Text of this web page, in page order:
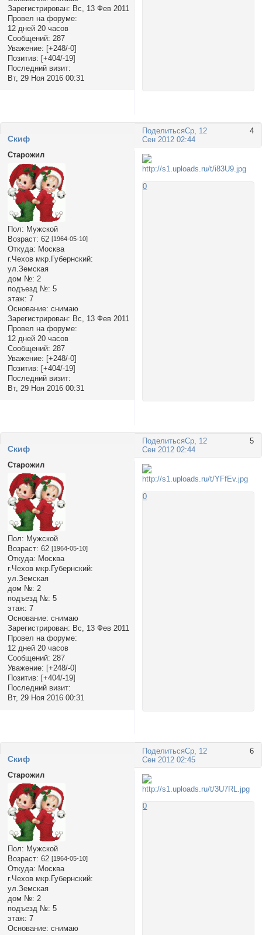
Зарегистрирован: Вс, 13 Фев 2011
Провел на форуме:
12 дней 20 часов
Сообщений: 287
Уважение: [+248/-0]
Позитив: [+404/-19]
Последний визит:
Вт, 29 Ноя 2016 00:31
Поделиться 4
Ср, 12
Сен 2012 02:44
Cкиф
Старожил
Пол: Мужской
Возраст: 62 [1964-05-10]
Откуда: Москва
г.Чехов мкр.Губернский:
ул.Земская
дом №: 2
подъезд №: 5
этаж: 7
Основание: снимаю
Зарегистрирован: Вс, 13 Фев 2011
Провел на форуме:
12 дней 20 часов
Сообщений: 287
Уважение: [+248/-0]
Позитив: [+404/-19]
Последний визит:
Вт, 29 Ноя 2016 00:31
0
Поделиться 5
Ср, 12
Сен 2012 02:44
Cкиф
Старожил
Пол: Мужской
Возраст: 62 [1964-05-10]
Откуда: Москва
г.Чехов мкр.Губернский:
ул.Земская
дом №: 2
подъезд №: 5
этаж: 7
Основание: снимаю
Зарегистрирован: Вс, 13 Фев 2011
Провел на форуме:
12 дней 20 часов
Сообщений: 287
Уважение: [+248/-0]
Позитив: [+404/-19]
Последний визит:
Вт, 29 Ноя 2016 00:31
0
Поделиться 6
Ср, 12
Сен 2012 02:45
Cкиф
Старожил
Пол: Мужской
Возраст: 62 [1964-05-10]
Откуда: Москва
г.Чехов мкр.Губернский:
ул.Земская
дом №: 2
подъезд №: 5
этаж: 7
Основание: снимаю
0